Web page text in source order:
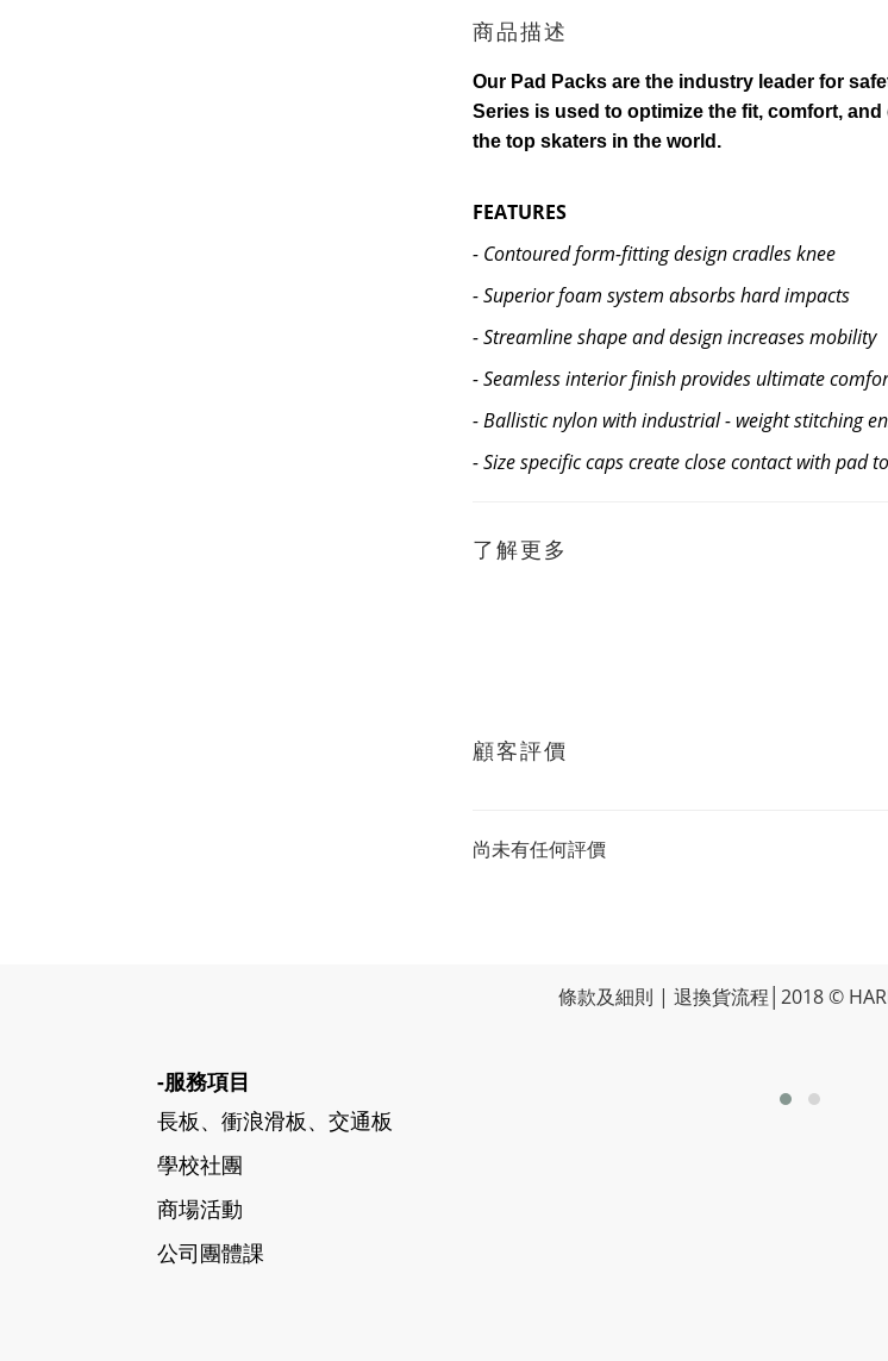
商品描述
Our Pad Packs are the industry leader for
Series is used to optimize the fit, comfort,
the top skaters in the world.
FEATURES
- Contoured form-fitting design cradles knee
- Superior foam system absorbs hard impacts
- Streamline shape and design increases mobility
- Seamless interior finish provides ultimate
- Ballistic nylon with industrial- weight stitching
- Size specific caps create close contact with pad
了解更多
顧客評價
尚未有任何評價
條款及細則 | 退換貨流程 │2018 ©
-服務項目
長板、衝浪滑板、交通板
學校社團
商場活動
公司團體課